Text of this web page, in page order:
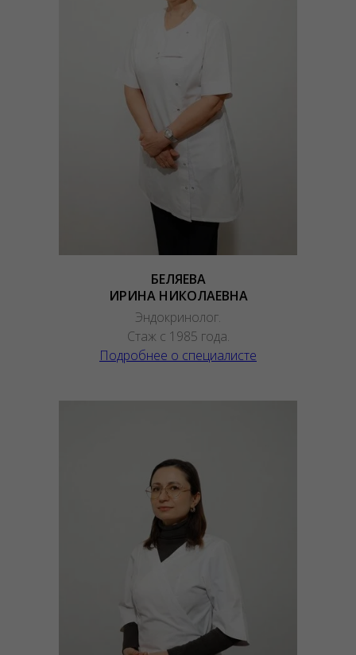
БЕЛЯЕВА
ИРИНА НИКОЛАЕВНА
Эндокринолог.
Стаж с 1985 года.
Подробнее о специалисте